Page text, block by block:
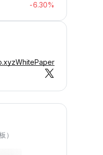
-6.30%
WhitePaper
）